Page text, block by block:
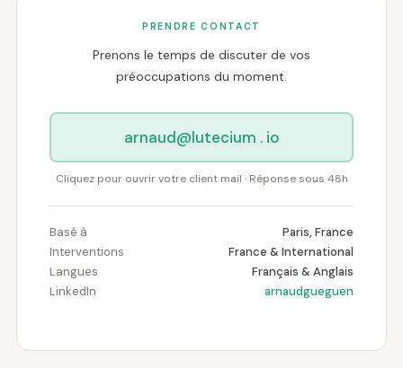
PRENDRE CONTACT
Prenons le temps de discuter de vos
préoccupations du moment.
arnaud
x
@lutecium . io
Cliquez pour ouvrir votre client mail · Réponse sous 48h
Basé à
Paris, France
Interventions
France & International
Langues
Français & Anglais
LinkedIn
arnaudgueguen